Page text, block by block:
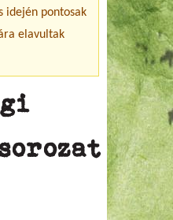
idején pontosak
elavultak